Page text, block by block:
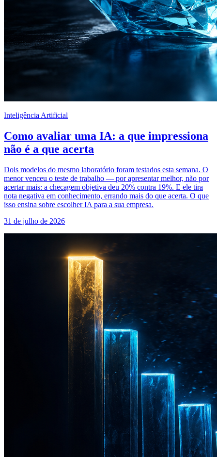
Inteligência Artificial
Como avaliar uma IA: a que impressiona
não é a que acerta
Dois modelos do mesmo laboratório foram testados esta semana. O
menor venceu o teste de trabalho — por apresentar melhor, não por
acertar mais: a checagem objetiva deu 20% contra 19%. E ele tira
nota negativa em conhecimento, errando mais do que acerta. O que
isso ensina sobre escolher IA para a sua empresa.
31 de julho de 2026